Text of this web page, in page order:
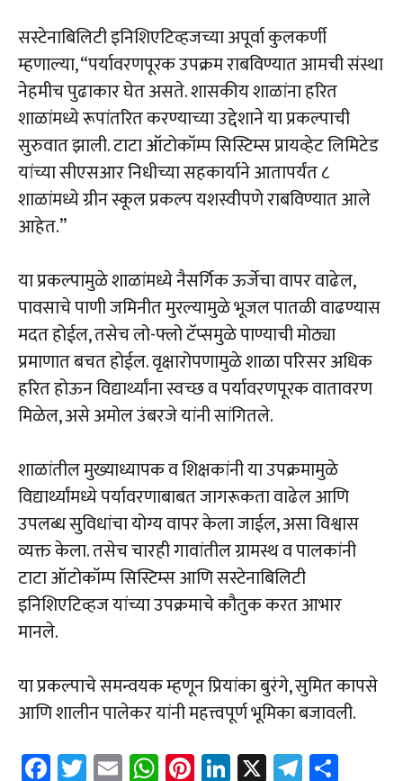
सस्टेनाबिलिटी इनिशिएटिव्हजच्या अपूर्वा कुलकर्णी
म्हणाल्या, “पर्यावरणपूरक उपक्रम राबविण्यात आमची संस्था
नेहमीच पुढाकार घेत असते. शासकीय शाळांना हरित
शाळांमध्ये रूपांतरित करण्याच्या उद्देशाने या प्रकल्पाची
सुरुवात झाली. टाटा ऑटोकॉम्प सिस्टिम्स प्रायव्हेट लिमिटेड
यांच्या सीएसआर निधीच्या सहकार्याने आतापर्यंत ८
शाळांमध्ये ग्रीन स्कूल प्रकल्प यशस्वीपणे राबविण्यात आले
आहेत.”
या प्रकल्पामुळे शाळांमध्ये नैसर्गिक ऊर्जेचा वापर वाढेल,
पावसाचे पाणी जमिनीत मुरल्यामुळे भूजल पातळी वाढण्यास
मदत होईल, तसेच लो-फ्लो टॅप्समुळे पाण्याची मोठ्या
प्रमाणात बचत होईल. वृक्षारोपणामुळे शाळा परिसर अधिक
हरित होऊन विद्यार्थ्यांना स्वच्छ व पर्यावरणपूरक वातावरण
मिळेल, असे अमोल उंबरजे यांनी सांगितले.
शाळांतील मुख्याध्यापक व शिक्षकांनी या उपक्रमामुळे
विद्यार्थ्यांमध्ये पर्यावरणाबाबत जागरूकता वाढेल आणि
उपलब्ध सुविधांचा योग्य वापर केला जाईल, असा विश्वास
व्यक्त केला. तसेच चारही गावांतील ग्रामस्थ व पालकांनी
टाटा ऑटोकॉम्प सिस्टिम्स आणि सस्टेनाबिलिटी
इनिशिएटिव्हज यांच्या उपक्रमाचे कौतुक करत आभार
मानले.
या प्रकल्पाचे समन्वयक म्हणून प्रियांका बुरंगे, सुमित कापसे
आणि शालीन पालेकर यांनी महत्त्वपूर्ण भूमिका बजावली.
Fa T E W Pi Li X Te